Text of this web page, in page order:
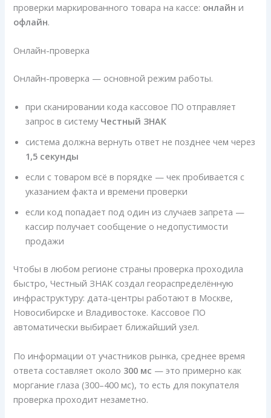
проверки маркированного товара на кассе: онлайн и
офлайн.
Онлайн-проверка
Онлайн-проверка — основной режим работы.
при сканировании кода кассовое ПО отправляет
запрос в систему Честный ЗНАК
система должна вернуть ответ не позднее чем через
1,5 секунды
если с товаром всё в порядке — чек пробивается с
указанием факта и времени проверки
если код попадает под один из случаев запрета —
кассир получает сообщение о недопустимости
продажи
Чтобы в любом регионе страны проверка проходила
быстро, Честный ЗНАК создал геораспределённую
инфраструктуру: дата-центры работают в Москве,
Новосибирске и Владивостоке. Кассовое ПО
автоматически выбирает ближайший узел.
По информации от участников рынка, среднее время
ответа составляет около 300 мс — это примерно как
моргание глаза (300–400 мс), то есть для покупателя
проверка проходит незаметно.